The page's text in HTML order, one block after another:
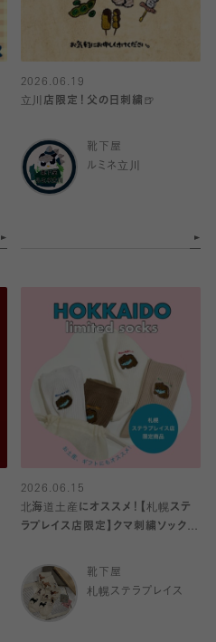
2026.06.19
立川店限定！父の日刺繍🍺
靴下屋
ルミネ立川
2026.06.15
北海道土産にオススメ！【札幌ステ
ラプレイス店限定】クマ刺繍ソックス
靴下屋
札幌ステラプレイス